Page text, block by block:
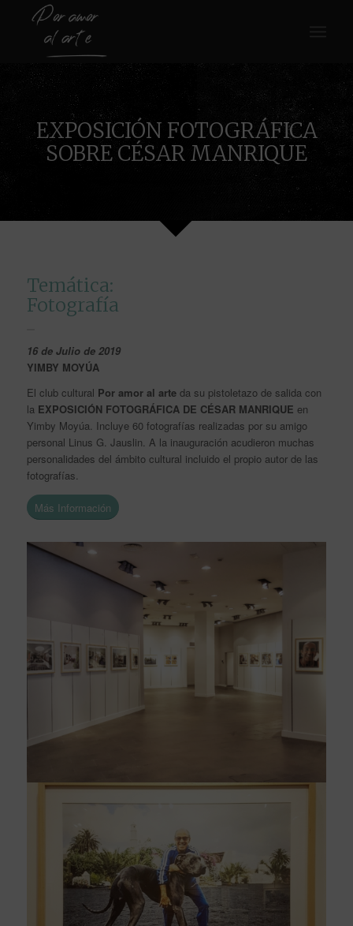
EXPOSICIÓN FOTOGRÁFICA
SOBRE CÉSAR MANRIQUE
Temática:
Fotografía
16 de Julio de2019
YIMBY MOYÚA
El club cultural Por amor al arteda su pistoletazo de salida con
la EXPOSICIÓN FOTOGRÁFICA DE CÉSAR MANRIQUE en
Yimby Moyúa. Incluye 60 fotografías realizadas por su amigo
personal Linus G. Jauslin. A la inauguración acudieron muchas
personalidades del ámbito cultural incluido el propio autor de las
fotografías.
Más Información